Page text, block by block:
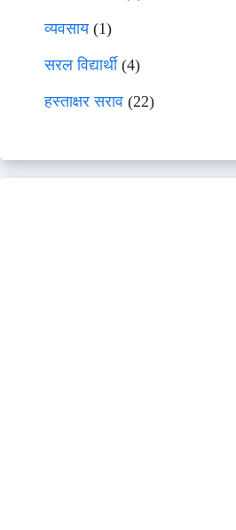
व्यवसाय(1)
सरल विद्यार्थी(4)
हस्ताक्षर सराव (22)